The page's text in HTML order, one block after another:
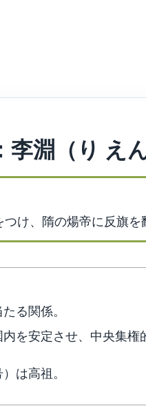
淵（り えん
け、隋の煬帝に反旗を
る関係。
を安定させ、中央集権
は高祖。